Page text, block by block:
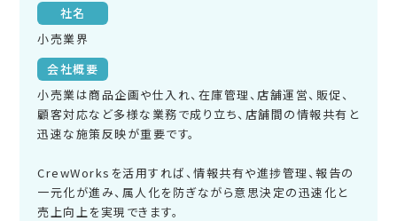
社名
小売業界
会社概要
小売業は商品企画や仕入れ、在庫管理、店舗運営、販促、
顧客対応など多様な業務で成り立ち、店舗間の情報共有と
迅速な施策反映が重要です。
CrewWorksを活用すれば、情報共有や進捗管理、報告の
一元化が進み、属人化を防ぎながら意思決定の迅速化と
売上向上を実現できます。